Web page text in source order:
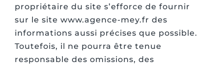
propriétaire du site s’efforce de fournir
sur le site www.agence-mey.fr des
informations aussi précises que possible.
Toutefois, il ne pourra être tenue
responsable des omissions, des